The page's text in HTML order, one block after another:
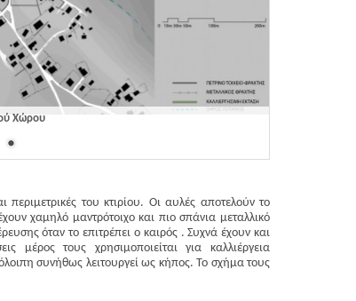
Χώρου
περιμετρικές του κτιρίου. Οι αυλές αποτελούν το
χαμηλό μαντρότοιχο και πιο σπάνια μεταλλικό
όταν το επιτρέπει ο καιρός . Συχνά έχουν και
μέρος τους χρησιμοποιείται για καλλιέργεια
συνήθως λειτουργεί ως κήπος. Το σχήμα τους